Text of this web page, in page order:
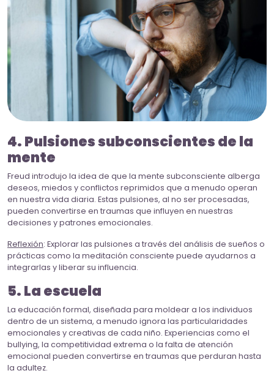
4. Pulsiones subconscientes de la
mente
Freud introdujo la idea de que la mente subconsciente alberga
deseos, miedos y conflictos reprimidos que a menudo operan
en nuestra vida diaria. Estas pulsiones, al no ser procesadas,
pueden convertirse en traumas que influyen en nuestras
decisiones y patrones emocionales.
Reflexión: Explorar las pulsiones a través del análisis de sueños o
prácticas como la meditación consciente puede ayudarnos a
integrarlas y liberar su influencia.
5. La escuela
La educación formal, diseñada para moldear a los individuos
dentro de un sistema, a menudo ignora las particularidades
emocionales y creativas de cada niño. Experiencias como el
bullying, la competitividad extrema o la falta de atención
emocional pueden convertirse en traumas que perduran hasta
la adultez.